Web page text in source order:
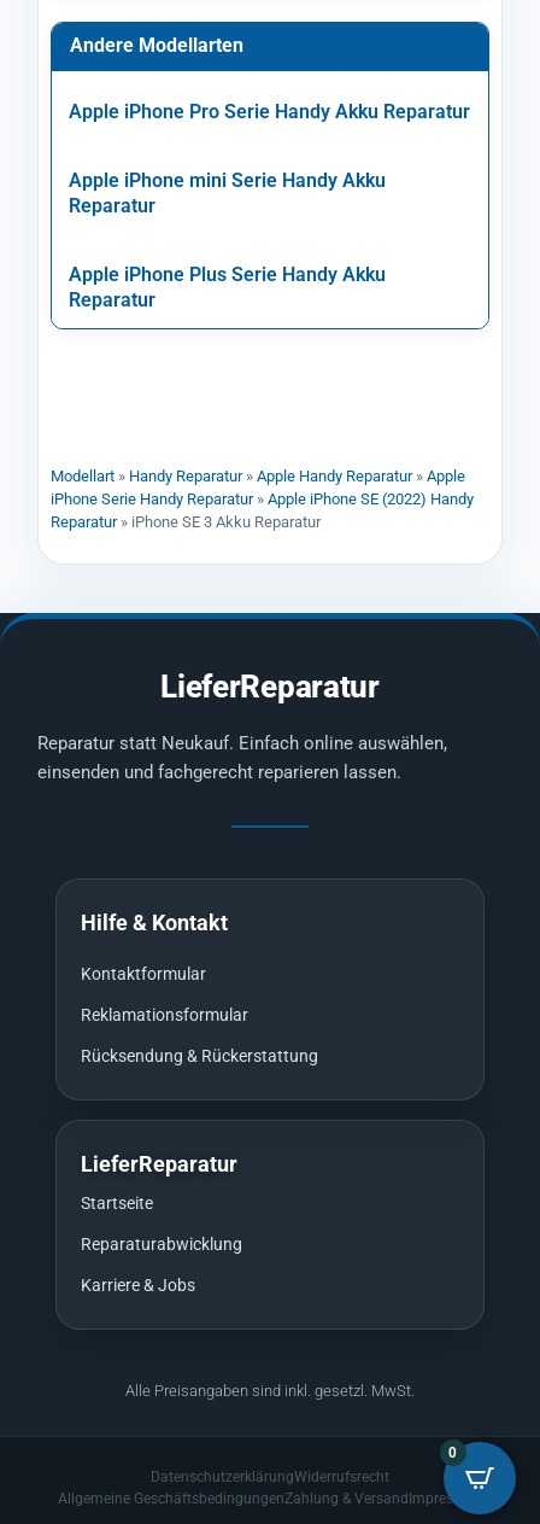
Andere Modellarten
Apple iPhone Pro Serie Handy Akku Reparatur
Apple iPhone mini Serie Handy Akku
Reparatur
Apple iPhone Plus Serie Handy Akku
Reparatur
Modellart » Handy Reparatur» Apple Handy Reparatur» Apple
iPhone Serie Handy Reparatur» Apple iPhone SE (2022) Handy
Reparatur» iPhone SE 3 Akku Reparatur
LieferReparatur
Reparatur statt Neukauf. Einfach online auswählen,
einsenden und fachgerecht reparieren lassen.
Hilfe & Kontakt
Kontaktformular
Reklamationsformular
Rücksendung & Rückerstattung
LieferReparatur
Startseite
Reparaturabwicklung
Karriere & Jobs
Alle Preisangaben sind inkl. gesetzl. MwSt.
DatenschutzerklärungWiderrufsrecht
Allgemeine GeschäftsbedingungenZahlung & Versand Impressum
0